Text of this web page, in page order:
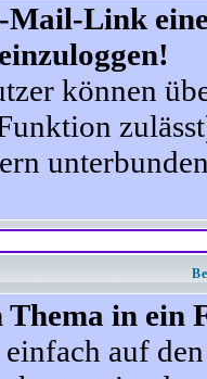
Mail-Link
können
Thema in ein
auf